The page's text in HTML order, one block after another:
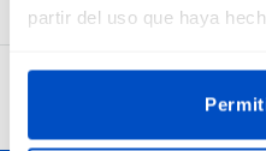
partir del uso que haya